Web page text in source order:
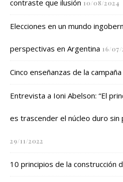
contraste que ilusión 10/08/2024
Elecciones en un mundo
perspectivas en Argentina 16/
Cinco enseñanzas de la
Entrevista a Ioni Abelson: “El
es trascender el núcleo duro sin
29/11/2022
10 principios de la construcción